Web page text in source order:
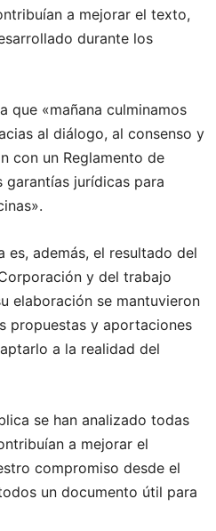
a mejorar el texto,
durante los
que «mañana culminamos
al diálogo, al consenso y
con un Reglamento de
jurídicas para
es, además, el resultado del
y del trabajo
elaboración se mantuvieron
propuestas y aportaciones
a la realidad del
se han analizado todas
a mejorar el
compromiso desde el
un documento útil para